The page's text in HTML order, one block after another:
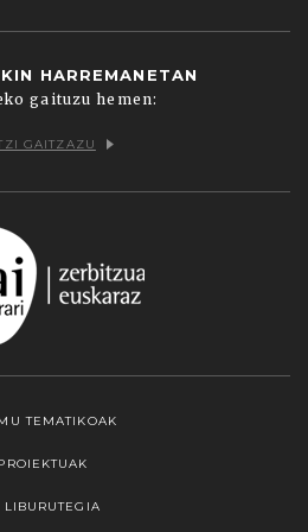
HARREMANETAN
gaituzu hemen:
GAITZAZU
TEMATIKOAK
LIBURUTEGIA